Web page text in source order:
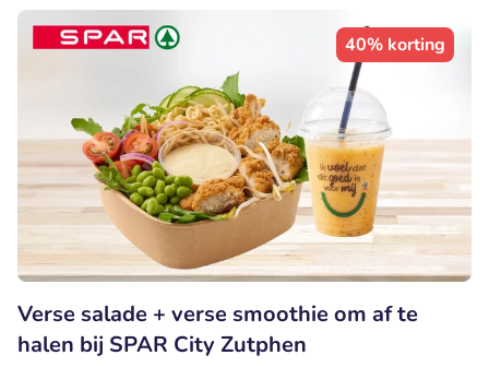
40% korting
Verse salade + verse smoothie om af te
halen bij SPAR City Zutphen